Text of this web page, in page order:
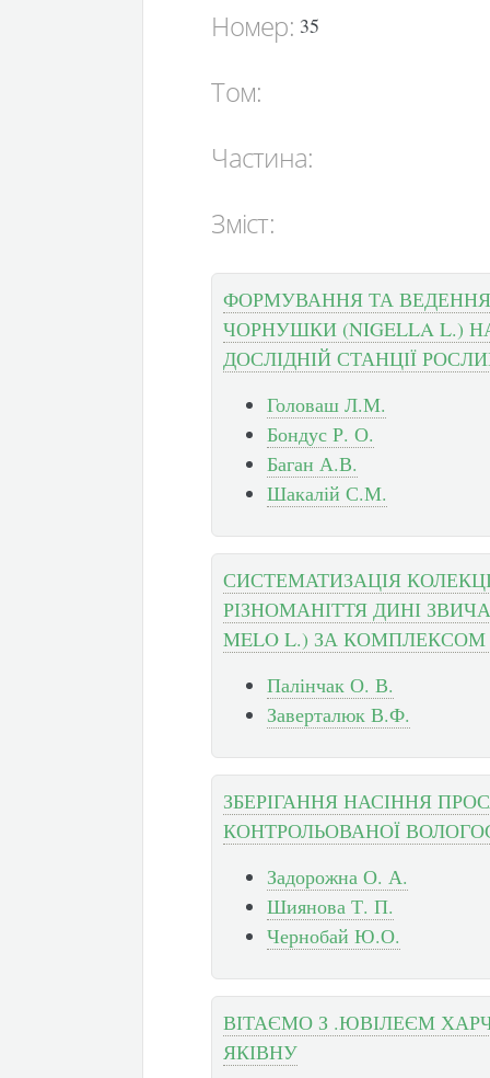
Номер: 35
Том:
Частина:
Зміст:
ФОРМУВАННЯ ТА ВЕДЕННЯ
ЧОРНУШКИ (NIGELLA L.)
ДОСЛІДНІЙ СТАНЦІЇ
Головаш Л.М.
Бондус Р. О.
Баган А.В.
Шакалій С.М.
СИСТЕМАТИЗАЦІЯ
РІЗНОМАНІТТЯ ДИНІ
MELO L.) ЗА
Палінчак О. В.
Заверталюк В.Ф.
ЗБЕРІГАННЯ НАСІННЯ
КОНТРОЛЬОВАНОЇ
Задорожна О. А.
Шиянова Т. П.
Чернобай Ю.О.
ВІТАЄМО З .ЮВІЛЕЄМ
ЯКІВНУ